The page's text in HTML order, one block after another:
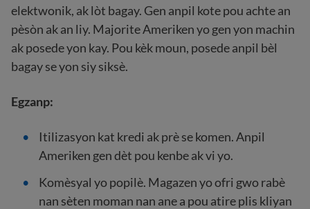
elektwonik, ak lòt bagay. Gen anpil kote pou achte an
pèsòn ak an liy. Majorite Ameriken yo gen yon machin
ak posede yon kay. Pou kèk moun, posede anpil bèl
bagay se yon siy siksè.
Egzanp:
Itilizasyon kat kredi ak prè se komen. Anpil
Ameriken gen dèt pou kenbe ak vi yo.
Komèsyal yo popilè. Magazen yo ofri gwo rabè
nan sèten moman nan ane a pou atire plis kliyan